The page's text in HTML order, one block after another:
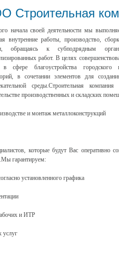
Строительная
начала своей деятельности мы
внутренние работы, производство,
обращаясь к субподрядным
работ. В целях
сфере благоустройства городского
в сочетании элементов для
среды.Строительная
производственных и складских
и монтаж металлоконструкций
которые будут Вас оперативно
гарантируем:
установленного графика
и ИТР
услуг